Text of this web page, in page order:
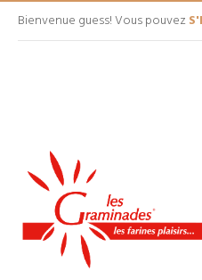
Bienvenue guess! Vous pouvez